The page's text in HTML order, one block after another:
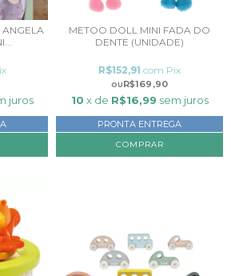
juros
METOO DOLL MINI FADA DO
DENTE (UNIDADE)
R$169,90
R$152,91 com Pix
10 x de R$16,99 sem juros
PRONTA ENTREGA
COMPRAR